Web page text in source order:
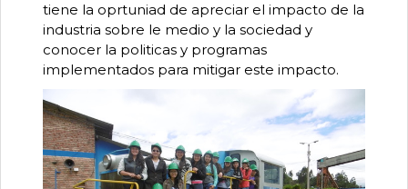
tiene la oprtuniad de apreciar el impacto de la
industria sobre le medio y la sociedad y
conocer la politicas y programas
implementados para mitigar este impacto.